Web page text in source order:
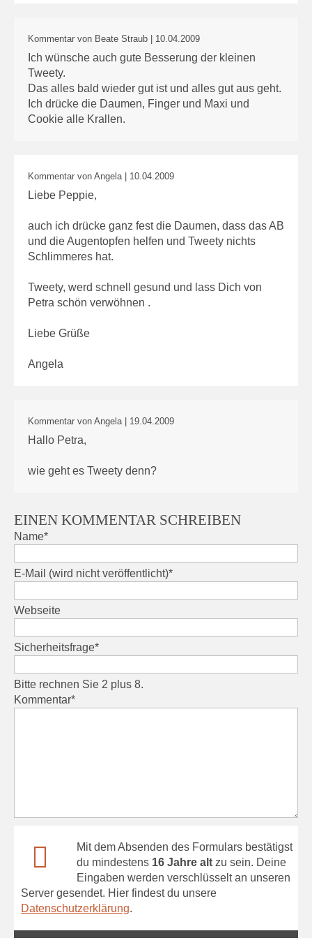
Kommentar von Beate Straub | 10.04.2009
Ich wünsche auch gute Besserung der kleinen
Tweety.
Das alles bald wieder gut ist und alles gut aus geht.
Ich drücke die Daumen, Finger und Maxi und
Cookie alle Krallen.
Kommentar von Angela | 10.04.2009
Liebe Peppie,
auch ich drücke ganz fest die Daumen, dass das AB
und die Augentopfen helfen und Tweety nichts
Schlimmeres hat.
Tweety, werd schnell gesund und lass Dich von
Petra schön verwöhnen .
Liebe Grüße
Angela
Kommentar von Angela | 19.04.2009
Hallo Petra,
wie geht es Tweety denn?
EINEN KOMMENTAR SCHREIBEN
Pflichtfeld
Name*
Pflichtfeld
E-Mail (wird nicht veröffentlicht)*
Webseite
Pflichtfeld
Sicherheitsfrage*
Bitte rechnen Sie 2 plus 8.
Pflichtfeld
Kommentar*
Mit dem Absenden des Formulars bestätigst
du mindestens 16 Jahre alt zu sein. Deine
Eingaben werden verschlüsselt an unseren
Server gesendet. Hier findest du unsere
Datenschutzerklärung.